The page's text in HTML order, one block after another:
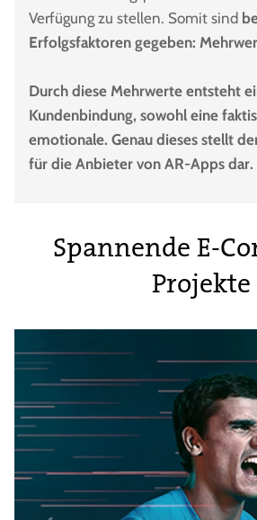
Verfügung zu stellen. Somit sind
Erfolgsfaktoren gegeben:
Durch diese Mehrwerte entsteht
Kundenbindung, sowohl eine
emotionale. Genau dieses stellt
für die Anbieter von AR-Apps dar.
Spannende E-
Projekte